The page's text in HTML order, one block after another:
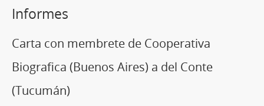
Informes
Carta con membrete de Cooperativa
Biografica (Buenos Aires) a del Conte
(Tucumán)